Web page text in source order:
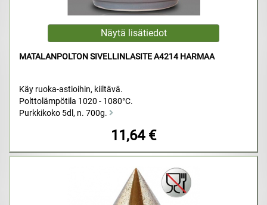
MATALANPOLTON SIVELLINLASITE A4214 HARMAA
Käy ruoka-astioihin, kiiltävä.
Polttolämpötila 1020 - 1080°C.
Purkkikoko 5dl, n. 700g.
11,64 €